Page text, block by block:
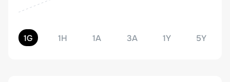
1G 1H 1A 3A 1Y 5Y